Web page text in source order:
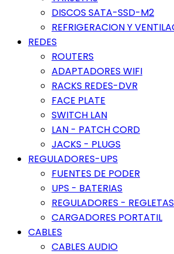
DISCOS SATA-SSD-M2
REFRIGERACION Y
REDES
ROUTERS
ADAPTADORES WIFI
RACKS REDES-DVR
FACE PLATE
SWITCH LAN
LAN - PATCH CORD
JACKS - PLUGS
REGULADORES-UPS
FUENTES DE PODER
UPS - BATERIAS
REGULADORES - REGLETAS
CARGADORES PORTATIL
CABLES
CABLES AUDIO